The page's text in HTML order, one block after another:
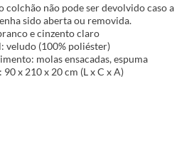
colchão não pode ser devolvido caso a
sido aberta ou removida.
e cinzento claro
veludo (100% poliéster)
molas ensacadas, espuma
90 x 210 x 20 cm (L x C x A)